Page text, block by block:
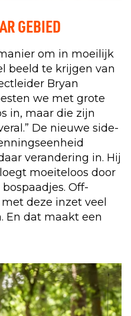
GEBIED
om in moeilijk
beeld te krijgen van
Bryan
we met grote
in, maar die zijn
De nieuwe side-
verandering in. Hij
moeiteloos door
Off-
deze inzet veel
En dat maakt een